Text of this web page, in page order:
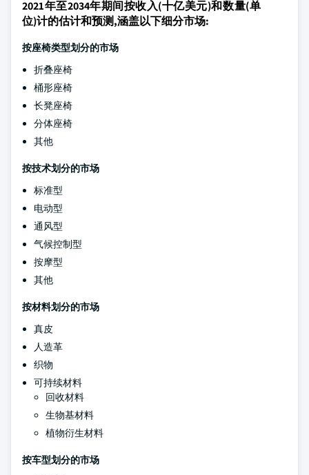
2021年至2034年期间按收入(十亿美元)和数量(单
位)计的估计和预测,涵盖以下细分市场:
按座椅类型划分的市场
折叠座椅
桶形座椅
长凳座椅
分体座椅
其他
按技术划分的市场
标准型
电动型
通风型
气候控制型
按摩型
其他
按材料划分的市场
真皮
人造革
织物
可持续材料
回收材料
生物基材料
植物衍生材料
按车型划分的市场